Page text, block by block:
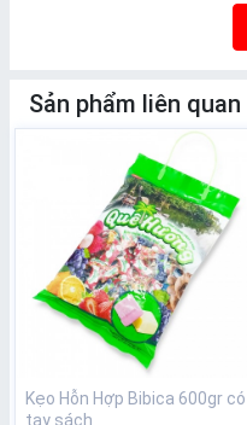
Sản phẩm liên quan
Kẹo Hỗn Hợp Bibica 600gr có
tay sách